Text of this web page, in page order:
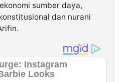
sumber daya,
dan nurani